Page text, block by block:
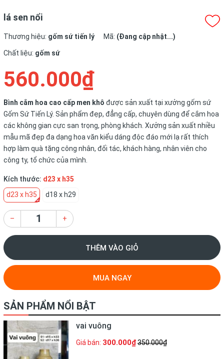
lá sen nổi
Thương hiệu: gốm sứ tiến lý Mã: (Đang cập nhật...)
Chất liệu: gốm sứ
560.000₫
Bình cắm hoa cao cấp men khô được sản xuất tại xưởng gốm sứ
Gốm Sứ Tiến Lý. Sản phẩm đẹp, đẳng cấp, chuyên dùng để cắm hoa
các không gian cực san trọng, phòng khách. Xưởng sản xuất nhiều
mẫu mã đẹp đa dạng hoa văn kiểu dáng độc đáo mới lạ rất thích
hợp làm quà tặng công nhân, đối tác, khách hàng, nhân viên cho
công ty, tổ chức của mình.
Kích thước: d23 x h35
d23 x h35
d18 x h29
– +
THÊM VÀO GIỎ
MUA NGAY
SẢN PHẨM NỔI BẬT
vai vuông
Giá bán: 300.000₫350.000₫